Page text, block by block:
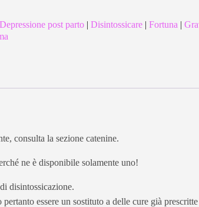
Depressione post parto |Disintossicare |Fortuna |
consulta la sezione catenine.
ne è disponibile solamente uno!
disintossicazione.
essere un sostituto a delle cure già